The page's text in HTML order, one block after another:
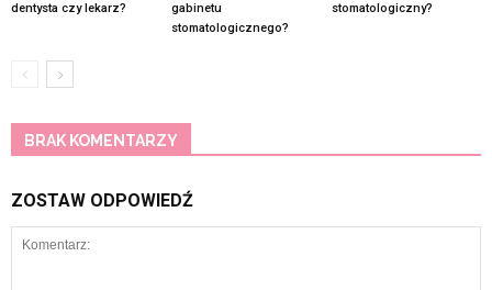
dentysta czy lekarz?
gabinetu
stomatologicznego?
stomatologiczny?
BRAK KOMENTARZY
ZOSTAW ODPOWIEDŹ